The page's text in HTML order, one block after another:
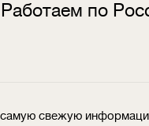
Работаем по
самую свежую